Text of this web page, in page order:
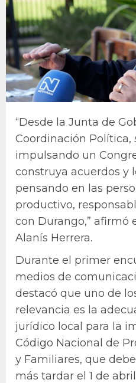
“Desde la Junta de
Coordinación Política,
impulsando un
construya acuerdos y
pensando en las
productivo,
con Durango,” afirmó
Alanís Herrera.
Durante el primer
medios de
destacó que uno de
relevancia es la
jurídico local para la
Código Nacional de
y Familiares, que
más tardar el 1 de